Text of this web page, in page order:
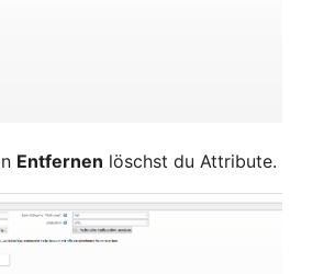
Entfernen löschst du Attribute.